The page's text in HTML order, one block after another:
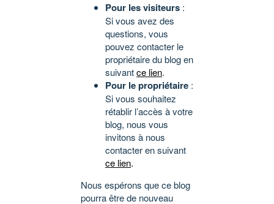
Pour les visiteurs :
Si vous avez des
questions, vous
pouvez contacter le
propriétaire du blog en
suivantce lien.
Pour le propriétaire :
Si vous souhaitez
rétablir l’accès à votre
blog, nous vous
invitons à nous
contacter en suivant
ce lien.
Nous espérons que ce blog
pourra être de nouveau